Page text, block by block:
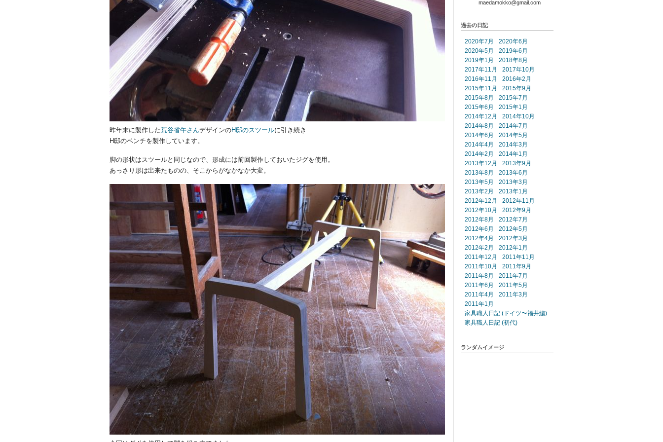
昨年末に製作した荒谷省午さんデザインのH邸のスツールに引き続き
H邸のベンチを製作しています。
脚の形状はスツールと同じなので、形成には前回製作しておいたジグを使用。
あっさり形は出来たものの、そこからがなかなか大変。
maedamokko@gmail.com
過去の日記
2020年7月
2020年6月
2020年5月
2019年6月
2019年1月
2018年8月
2017年11月
2017年10月
2016年11月
2016年2月
2015年11月
2015年9月
2015年8月
2015年7月
2015年6月
2015年1月
2014年12月
2014年10月
2014年8月
2014年7月
2014年6月
2014年5月
2014年4月
2014年3月
2014年2月
2014年1月
2013年12月
2013年9月
2013年8月
2013年6月
2013年5月
2013年3月
2013年2月
2013年1月
2012年12月
2012年11月
2012年10月
2012年9月
2012年8月
2012年7月
2012年6月
2012年5月
2012年4月
2012年3月
2012年2月
2012年1月
2011年12月
2011年11月
2011年10月
2011年9月
2011年8月
2011年7月
2011年6月
2011年5月
2011年4月
2011年3月
2011年1月
家具職人日記 (ドイツ〜福井編)
家具職人日記 (初代)
ランダムイメージ